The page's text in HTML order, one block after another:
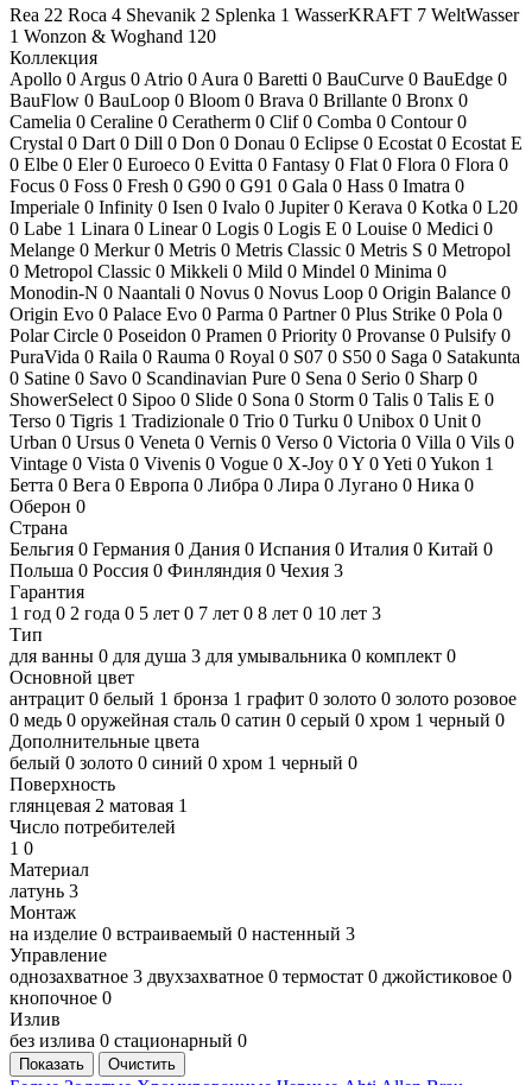
Rea 22 Roca 4 Shevanik 2 Splenka 1 WasserKRAFT 7 WeltWasser
1 Wonzon & Woghand 120
Коллекция
Apollo 0 Argus 0 Atrio 0 Aura 0 Baretti 0 BauCurve 0 BauEdge 0
BauFlow 0 BauLoop 0 Bloom 0 Brava 0 Brillante 0 Bronx 0
Camelia 0 Ceraline 0 Ceratherm 0 Clif0 Comba 0 Contour0
Crystal 0 Dart 0 Dill 0 Don 0 Donau 0 Eclipse 0 Ecostat 0 Ecostat E
0 Elbe 0 Eler0 Euroeco 0 Evitta 0 Fantasy 0 Flat 0 Flora 0 Flora 0
Focus 0 Foss 0 Fresh 0 G90 0 G91 0 Gala 0 Hass 0 Imatra 0
Imperiale 0 Infinity 0 Isen 0 Ivalo 0 Jupiter0 Kerava 0 Kotka 0 L20
0 Labe 1 Linara 0 Linear0 Logis 0 Logis E 0 Louise 0 Medici 0
Melange 0 Merkur0 Metris 0 Metris Classic 0 Metris S 0 Metropol
0 Metropol Classic 0 Mikkeli 0 Mild 0 Mindel 0 Minima 0
Monodin-N 0 Naantali 0 Novus 0 Novus Loop 0 Origin Balance 0
Origin Evo 0 Palace Evo 0 Parma 0 Partner0 Plus Strike 0 Pola 0
Polar Circle 0 Poseidon 0 Pramen 0 Priority 0 Provanse 0 Pulsify 0
PuraVida 0 Raila 0 Rauma 0 Royal 0 S07 0 S50 0 Saga 0 Satakunta
0 Satine 0 Savo 0 Scandinavian Pure 0 Sena 0 Serio 0 Sharp 0
ShowerSelect 0 Sipoo 0 Slide 0 Sona 0 Storm 0 Talis 0 Talis E 0
Terso 0 Tigris 1 Tradizionale 0 Trio 0 Turku 0 Unibox 0 Unit 0
Urban 0 Ursus 0 Veneta 0 Vernis 0 Verso 0 Victoria 0 Villa 0 Vils 0
Vintage 0 Vista 0 Vivenis 0 Vogue 0 X-Joy 0Y 0Yeti 0Yukon 1
Бетта 0 Вега 0 Европа 0 Либра 0 Лира 0 Лугано 0 Ника 0
Оберон 0
Страна
Бельгия 0 Германия 0 Дания 0 Испания 0 Италия 0 Китай 0
Польша 0 Россия 0 Финляндия 0 Чехия 3
Гарантия
1 год 0 2 года 0 5 лет 0 7 лет 0 8 лет 0 10 лет 3
Тип
для ванны 0 для душа 3 для умывальника 0 комплект 0
Основной цвет
антрацит 0 белый 1 бронза 1 графит 0 золото 0 золото розовое
0 медь 0 оружейная сталь 0 сатин 0 серый 0 хром 1 черный 0
Дополнительные цвета
белый 0 золото 0 синий 0 хром 1 черный 0
Поверхность
глянцевая 2 матовая 1
Число потребителей
1 0
Материал
латунь 3
Монтаж
на изделие 0 встраиваемый 0 настенный 3
Управление
однозахватное 3 двухзахватное 0 термостат 0 джойстиковое 0
кнопочное 0
Излив
без излива 0 стационарный 0
Показать Очистить